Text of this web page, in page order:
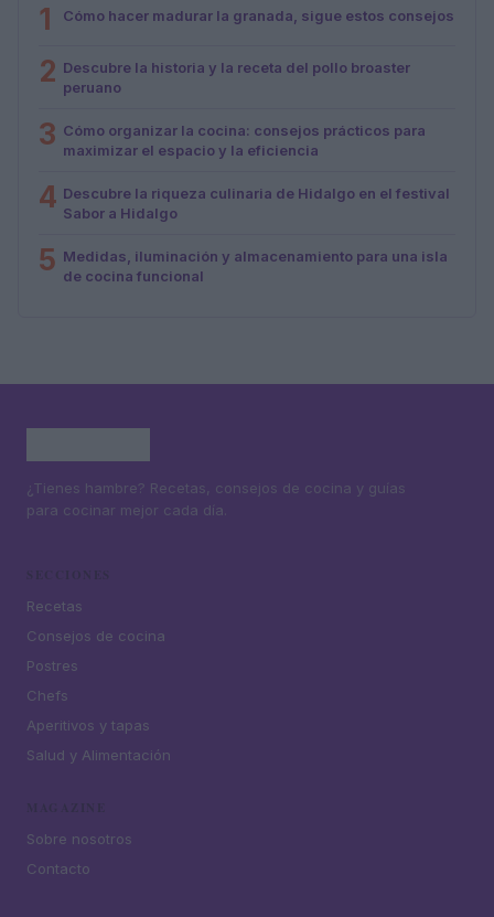
1 Cómo hacer madurar la granada, sigue estos consejos
2 Descubre la historia y la receta del pollo broaster
peruano
3 Cómo organizar la cocina: consejos prácticos para
maximizar el espacio y la eficiencia
4 Descubre la riqueza culinaria de Hidalgo en el festival
Sabor a Hidalgo
5 Medidas, iluminación y almacenamiento para una isla
de cocina funcional
¿Tienes hambre? Recetas, consejos de cocina y guías
para cocinar mejor cada día.
Recetas
Consejos de cocina
Postres
Chefs
Aperitivos y tapas
Salud y Alimentación
Sobre nosotros
Contacto